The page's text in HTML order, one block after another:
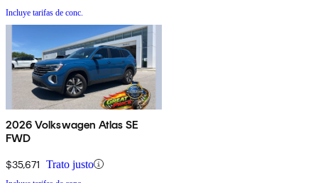
Incluye tarifas de conc.
2026 Volkswagen Atlas SE
FWD
$35,671 Trato justo